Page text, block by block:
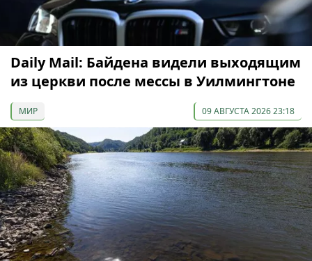
Daily Mail: Байдена видели выходящим
из церкви после мессы в Уилмингтоне
МИР 09 АВГУСТА 2026 23:18